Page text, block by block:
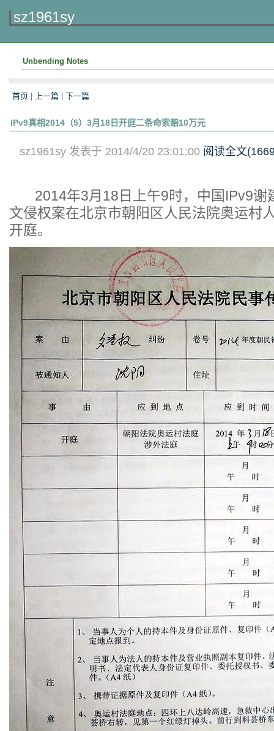
sz1961sy
Unbending Notes
首页 上一篇 下一篇
IPv9真相2014（5）3月18日开庭二条命索赔10万元
sz1961sy 发表于 2014/4/20 23:01:00 阅读全文(
2014年3月18日上午9时，中国IPv9谢
文侵权案在北京市朝阳区人民法院奥运村
开庭。